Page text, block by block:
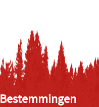
Bestemmingen